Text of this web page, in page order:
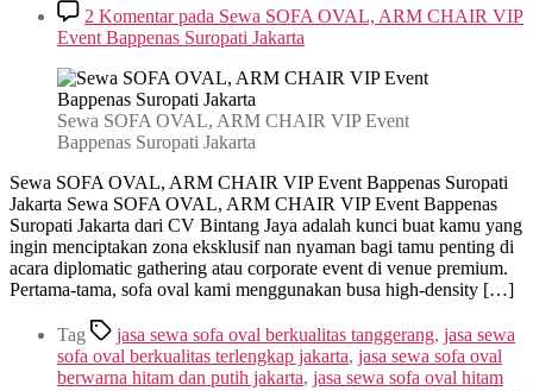
2 Komentarpada Sewa SOFA OVAL, ARM CHAIR VIP
Event Bappenas Suropati Jakarta
Sewa SOFA OVAL, ARM CHAIR VIP Event
Bappenas Suropati Jakarta
Sewa SOFA OVAL, ARM CHAIR VIP Event Bappenas Suropati
Jakarta Sewa SOFA OVAL, ARM CHAIR VIP Event Bappenas
Suropati Jakarta dari CV Bintang Jaya adalah kunci buat kamu yang
ingin menciptakan zona eksklusif nan nyaman bagi tamu penting di
acara diplomatic gathering atau corporate event di venue premium.
Pertama-tama, sofa oval kami menggunakan busa high-density […]
Tag jasa sewa sofa oval berkualitas tanggerang, jasa sewa
sofa oval berkualitas terlengkap jakarta, jasa sewa sofa oval
berwarna hitam dan putih jakarta, jasa sewa sofa oval hitam